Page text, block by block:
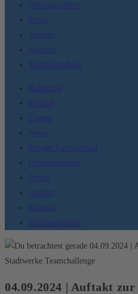
Öffnungszeiten
Preise
Anfahrt
Kontakt
Stellenangebote
Hallenbad
Freibad
Events
News
Projekt Familienbad
Öffnungszeiten
Preise
Anfahrt
Kontakt
Stellenangebote
04.09.2024 | Auftakt